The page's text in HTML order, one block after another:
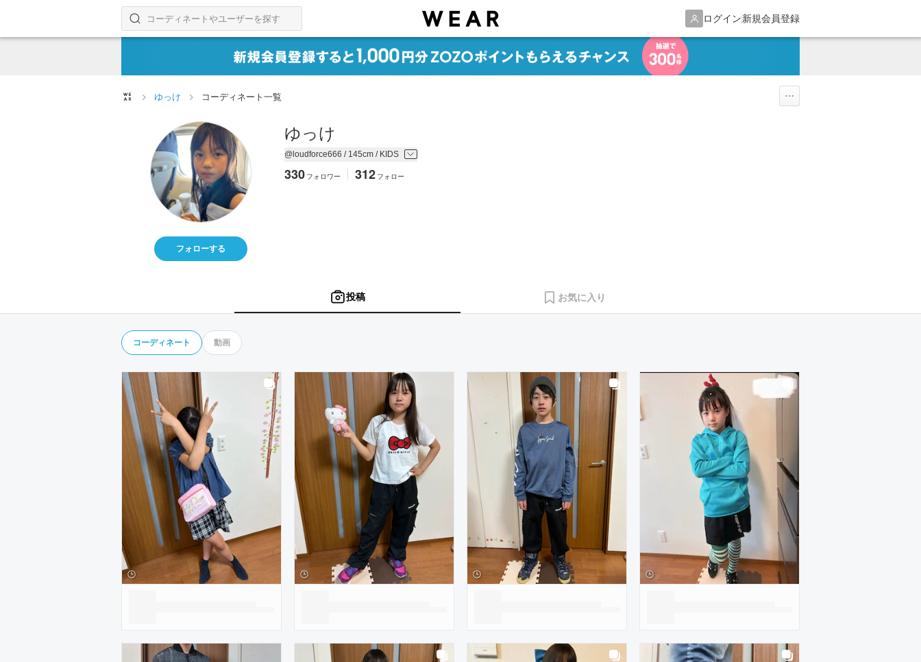
ログイン新規会員登録
コーディネートやユーザーを探す
検索する
ゆっけ コーディネート一覧
ゆっけ
@loudforce666 / 145cm / KIDS
330 フォロワー 312 フォロー
フォローする
投稿 お気に入り
コーディネート 動画